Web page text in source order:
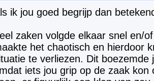
ik jou goed begrijp dan
zaken volgde elkaar snel en/
het chaotisch en hierdoor
te verliezen. Dit
iets jou grip op de zaak